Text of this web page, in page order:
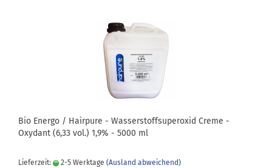
Bio Energo / Hairpure - Wasserstoffsuperoxid Creme -
Oxydant (6,33 vol.) 1,9% - 5000 ml
Lieferzeit: 2-5 Werktage (Ausland abweichend)